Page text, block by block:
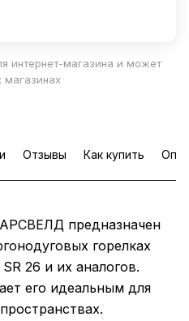
интернет-магазина и может
магазинах
Отзывы Как купить
предназначен
горелках
26 и их аналогов.
его идеальным для